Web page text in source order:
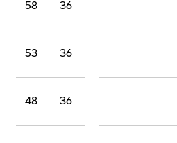
36
58
36
53
36
48